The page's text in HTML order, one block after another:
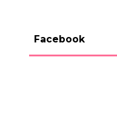
Facebook